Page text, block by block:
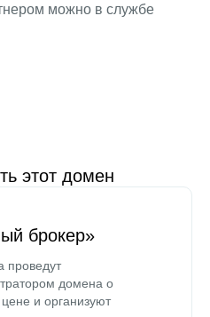
можно в службе
этот домен
брокер»
проведут
домена о
и организуют